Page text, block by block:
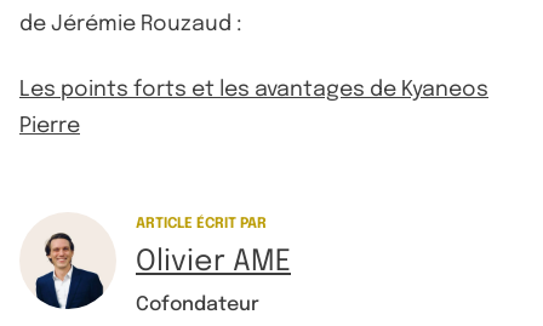
de Jérémie Rouzaud :
Les points forts et les avantages de Kyaneos
Pierre
ARTICLE ÉCRIT PAR
Olivier AME
Cofondateur